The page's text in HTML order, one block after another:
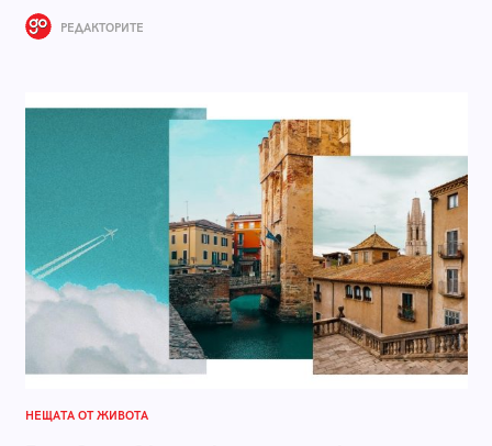
РЕДАКТОРИТЕ
НЕЩАТА ОТ ЖИВОТА